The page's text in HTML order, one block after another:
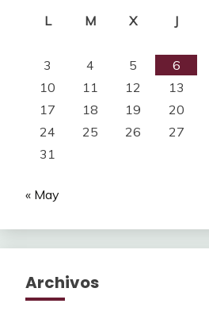
L
M X J
3
4 5 6
10
11 12 13
17
18 19 20
24
25 26 27
31
« May
Archivos